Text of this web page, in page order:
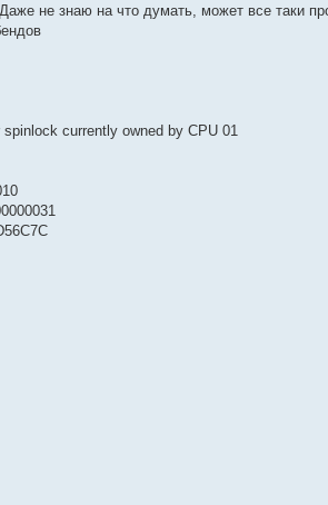
не знаю на что думать, может все таки
currently owned by CPU 01